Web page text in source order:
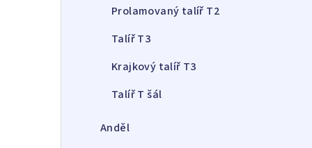
Prolamovaný talíř T2
Talíř T3
Krajkový talíř T3
Talíř T šál
Anděl